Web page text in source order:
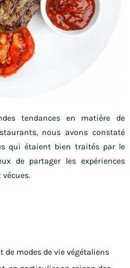
tendances en matière de
nous avons constaté
qui étaient bien traités par le
de partager les expériences
de modes de vie végétaliens